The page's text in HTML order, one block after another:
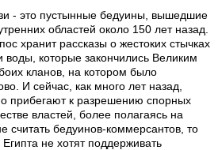
- это пустынные бедуины, вышедшие
областей около 150 лет назад.
хранит рассказы о жестоких стычках
воды, которые закончились Великим
кланов, на котором было
И сейчас, как много лет назад,
прибегают к разрешению спорных
властей, более полагаясь на
считать бедуинов-коммерсантов, то
не хотят поддерживать